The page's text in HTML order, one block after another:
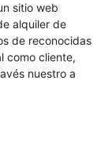
sitio web
alquiler de
de reconocidas
como cliente,
nuestro a